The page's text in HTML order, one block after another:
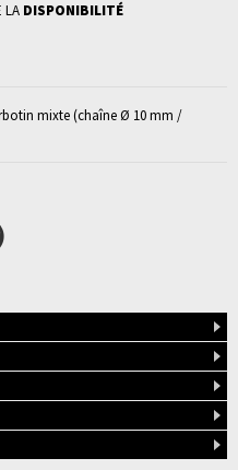
LA DISPONIBILITÉ
mixte (chaîne Ø 10 mm /